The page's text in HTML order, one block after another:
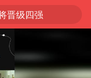
晋级四强
暑期消费新蓝海
新疆优化调整景区内自驾服务费